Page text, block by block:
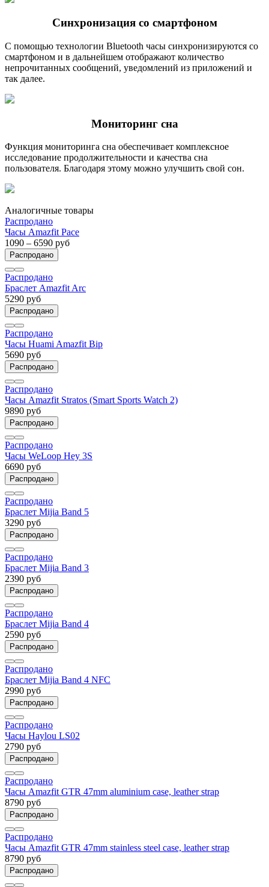
Синхронизация со смартфоном
С помощью технологии Bluetooth часы синхронизируются со
смартфоном и в дальнейшем отображают количество
непрочитанных сообщений, уведомлений из приложений и
так далее.
Мониторинг сна
Функция мониторинга сна обеспечивает комплексное
исследование продолжительности и качества сна
пользователя. Благодаря этому можно улучшить свой сон.
Аналогичные товары
Распродано
Часы Amazfit Pace
1090 – 6590 руб
Распродано
Распродано
Браслет Amazfit Arc
5290 руб
Распродано
Распродано
Часы Huami Amazfit Bip
5690 руб
Распродано
Распродано
Часы Amazfit Stratos (Smart Sports Watch 2)
9890 руб
Распродано
Распродано
Часы WeLoop Hey 3S
6690 руб
Распродано
Распродано
Браслет Mijia Band 5
3290 руб
Распродано
Распродано
Браслет Mijia Band 3
2390 руб
Распродано
Распродано
Браслет Mijia Band 4
2590 руб
Распродано
Распродано
Браслет Mijia Band 4 NFC
2990 руб
Распродано
Распродано
Часы Haylou LS02
2790 руб
Распродано
Распродано
Часы Amazfit GTR 47mm aluminium case, leather strap
8790 руб
Распродано
Распродано
Часы Amazfit GTR 47mm stainless steel case, leather strap
8790 руб
Распродано